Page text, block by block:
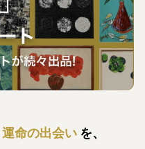
運命の出会い を、